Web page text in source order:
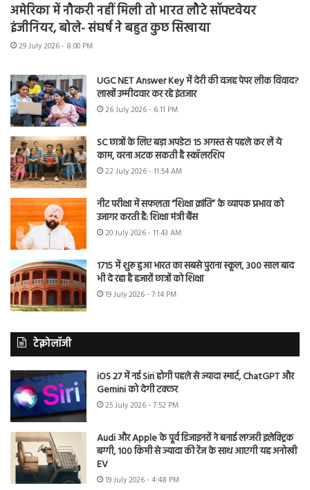
अमेरिका में नौकरी नहीं मिली तो भारत लौटे सॉफ्टवेयर
इंजीनियर, बोले- संघर्ष ने बहुत कुछ सिखाया
29 July 2026 - 8:00 PM
UGC NET Answer Key में देरी की वजह पेपर लीक विवाद?
लाखों उम्मीदवार कर रहे इंतजार
26 July 2026 - 6:11 PM
SC छात्रों के लिए बड़ा अपडेट! 15 अगस्त से पहले कर लें ये
काम, वरना अटक सकती है स्कॉलरशिप
22 July 2026 - 11:54 AM
नीट परीक्षा में सफलता “शिक्षा क्रांति” के व्यापक प्रभाव को
उजागर करती है: शिक्षा मंत्री बैंस
20 July 2026 - 11:43 AM
1715 में शुरू हुआ भारत का सबसे पुराना स्कूल, 300 साल बाद
भी दे रहा है हजारों छात्रों को शिक्षा
19 July 2026 - 7:14 PM
टेक्नोलॉजी
iOS 27 में नई Siri होगी पहले से ज्यादा स्मार्ट, ChatGPT और
Gemini को देगी टक्कर
25 July 2026 - 7:52 PM
Audi और Apple के पूर्व डिजाइनरों ने बनाई लग्जरी इलेक्ट्रिक
बग्गी, 100 किमी से ज्यादा की रेंज के साथ आएगी यह अनोखी
EV
19 July 2026 - 4:48 PM